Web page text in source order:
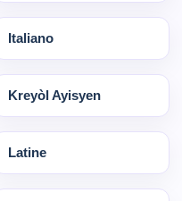
Italiano
Kreyòl Ayisyen
Latine